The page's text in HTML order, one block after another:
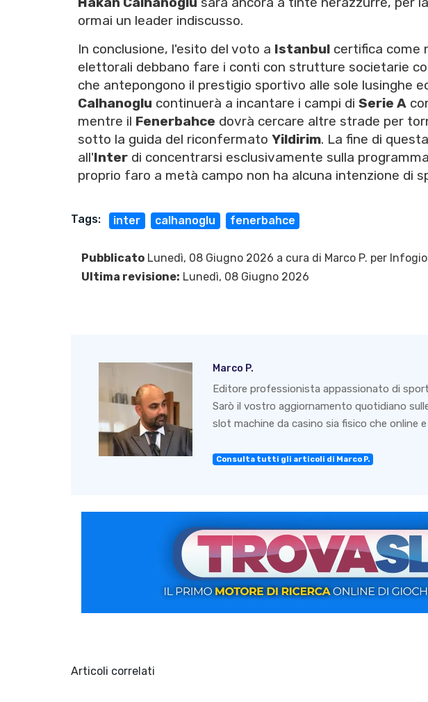
ormai un leader indiscusso.
In conclusione, l'esito del voto a Istanbul certifica come
elettorali debbano fare i conti con strutture societarie
che antepongono il prestigio sportivo alle sole lusinghe
Calhanoglu continuerà a incantare i campi di Serie A
mentre il Fenerbahce dovrà cercare altre strade per
sotto la guida del riconfermato Yildirim. La fine di
all'Inter di concentrarsi esclusivamente sulla
proprio faro a metà campo non ha alcuna intenzione di
Tags: inter calhanoglu fenerbahce
Pubblicato Lunedì, 08 Giugno 2026 a cura di Marco P. per
Ultima revisione: Lunedì, 08 Giugno 2026
Marco P.
Editore professionista appassionato di
Sarò il vostro aggiornamento quotidiano
slot machine da casino sia fisico che online
Consulta tutti gli articoli di Marco P.
Articoli correlati